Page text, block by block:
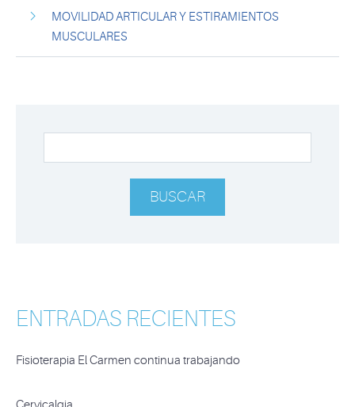
MOVILIDAD ARTICULAR Y ESTIRAMIENTOS
MUSCULARES
ENTRADAS RECIENTES
Fisioterapia El Carmen continua trabajando